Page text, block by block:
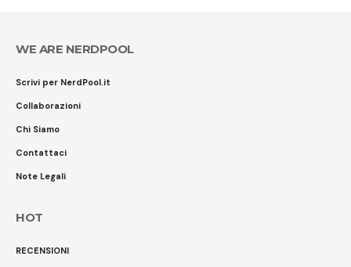
WE ARE NERDPOOL
Scrivi per NerdPool.it
Collaborazioni
Chi Siamo
Contattaci
Note Legali
HOT
RECENSIONI